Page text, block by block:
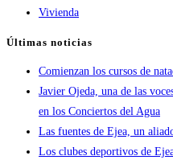
Vivienda
Últimas noticias
Comienzan los cursos de
Javier Ojeda, una de las
en los Conciertos del Agua
Las fuentes de Ejea, un
Los clubes deportivos de